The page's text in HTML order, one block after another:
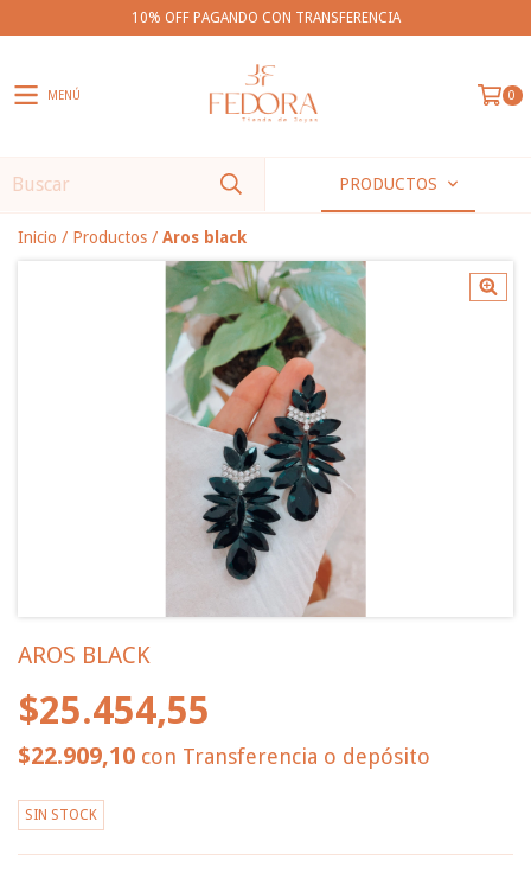
10% OFF PAGANDO CON TRANSFERENCIA
MENÚ 0
PRODUCTOS
Inicio / Productos / Aros black
AROS BLACK
$25.454,55
$22.909,10 con Transferencia o depósito
SIN STOCK